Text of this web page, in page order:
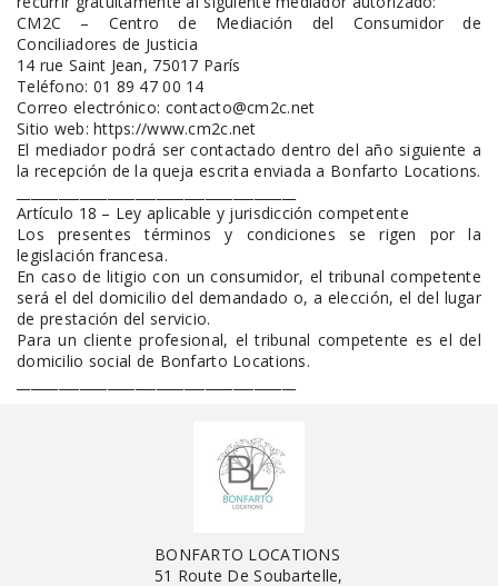
CM2C – Centro de Mediación del Consumidor de
Conciliadores de Justicia
14 rue Saint Jean, 75017 París
Teléfono: 01 89 47 00 14
Correo electrónico: contacto@cm2c.net
Sitio web: https://www.cm2c.net
El mediador podrá ser contactado dentro del año siguiente a
la recepción de la queja escrita enviada a Bonfarto Locations.
Artículo 18 – Ley aplicable y jurisdicción competente
Los presentes términos y condiciones se rigen por la
legislación francesa.
En caso de litigio con un consumidor, el tribunal competente
será el del domicilio del demandado o, a elección, el del lugar
de prestación del servicio.
Para un cliente profesional, el tribunal competente es el del
domicilio social de Bonfarto Locations.
BONFARTO LOCATIONS
51 Route De Soubartelle,